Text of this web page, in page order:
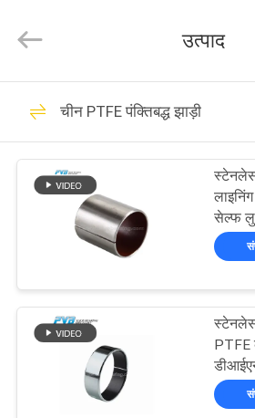
उत्पाद
शो
Bearing
Co.,Ltd.
Reserved.
ठोस कांस्य असर
ग्रेफाइट कांस्य
उत्पाद
चीन PTFE पंक्तिबद्ध झाड़ी
सेल्फ
PTFE